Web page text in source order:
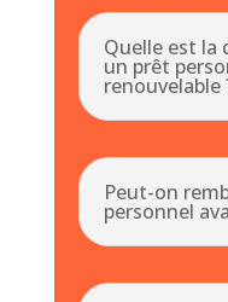
Quelle est la
un prêt
renouvelable
Peut-on
personnel